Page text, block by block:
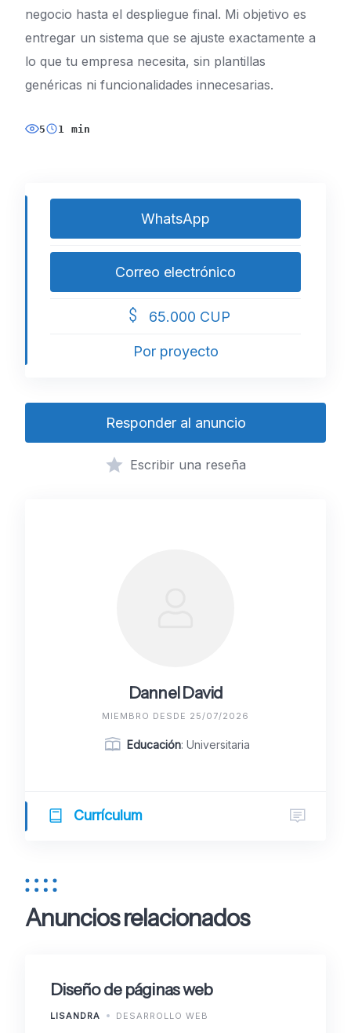
negocio hasta el despliegue final. Mi objetivo es
entregar un sistema que se ajuste exactamente a
lo que tu empresa necesita, sin plantillas
genéricas ni funcionalidades innecesarias.
5 1 min
WhatsApp
Correo electrónico
65.000 CUP
Por proyecto
Responder al anuncio
Escribir una reseña
Dannel David
MIEMBRO DESDE 25/07/2026
Educación: Universitaria
Currículum
Anuncios relacionados
Diseño de páginas web
LISANDRA DESARROLLO WEB